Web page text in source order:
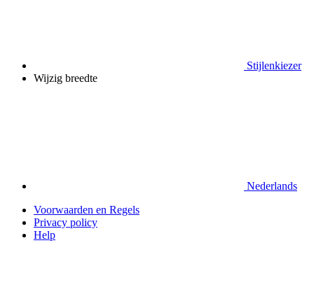
Stijlenkiezer
Wijzig breedte
Nederlands
Voorwaarden en Regels
Privacy policy
Help